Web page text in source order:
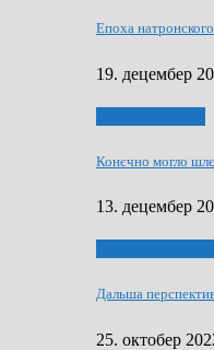
Епоха
19. децембер
Конєчно могло
13. децембер
Дальша
25. октобер